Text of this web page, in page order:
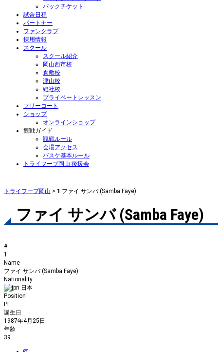
パックチケット
試合日程
パートナー
ファンクラブ
採用情報
スクール
スクール紹介
岡山西市校
倉敷校
津山校
総社校
プライベートレッスン
フリーコート
ショップ
オンラインショップ
観戦ガイド
観戦ルール
会場アクセス
バスケ基本ルール
トライフープ岡山 後援会
トライフープ岡山 > 1 ファイ サンバ (Samba Faye)
ファイ サンバ (Samba Faye)
#
1
Name
ファイ サンバ (Samba Faye)
Nationality
日本
Position
PF
誕生日
1987年4月25日
年齢
39